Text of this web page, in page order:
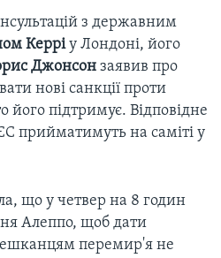
з державним
Керріу Лондоні, його
Джонсон заявив про
нові санкції проти
його підтримує. Відповідне
прийматимуть на саміті у
що у четвер на 8 годин
Алеппо, щоб дати
перемир'я не